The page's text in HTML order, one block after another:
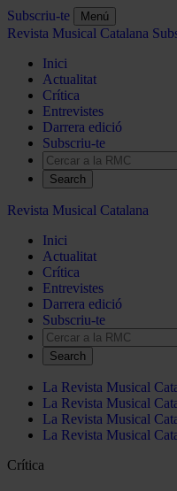
Subscriu-te Menú
Revista Musical Catalana
Inici
Actualitat
Crítica
Entrevistes
Darrera edició
Subscriu-te
Search
Revista Musical Catalana
Inici
Actualitat
Crítica
Entrevistes
Darrera edició
Subscriu-te
Search
La Revista Musical
La Revista Musical
La Revista Musical
La Revista Musical
Crítica